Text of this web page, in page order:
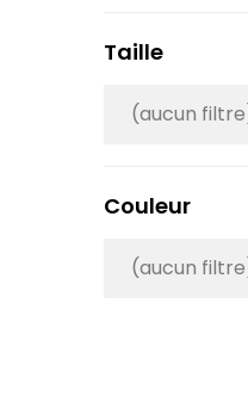
Taille
(aucun
Couleur
(aucun